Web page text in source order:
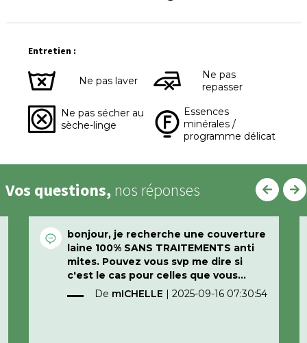
Entretien :
Ne pas laver
Ne pas
repasser
Ne pas sécher au
sèche-linge
Essences
minérales /
programme délicat
Vos questions, nos réponses
bonjour, je recherche une couverture
laine 100% SANS TRAITEMENTS anti
mites. Pouvez vous svp me dire si
c'est le cas pour celles que vous
vendez.
Dans l'attente, je vous remercie.
De mICHELLE | 2025-09-16 07:30:54